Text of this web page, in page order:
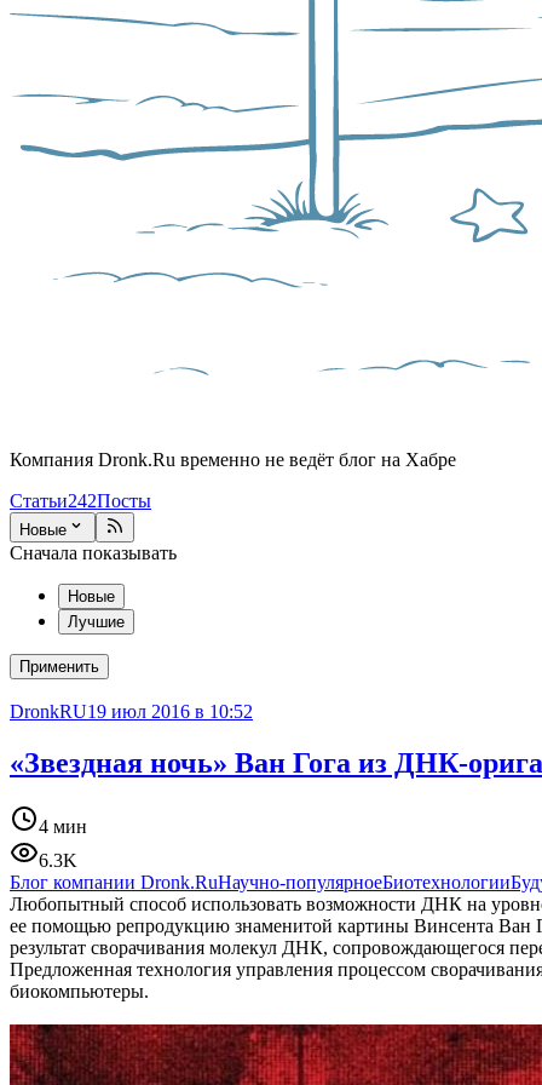
Компания Dronk.Ru временно не ведёт блог на Хабре
Статьи242Посты
Новые
Сначала показывать
Новые
Лучшие
Применить
DronkRU19 июл 2016 в 10:52
«Звездная ночь» Ван Гога из ДНК-
4 мин
6.3K
Блог компании Dronk.RuНаучно-популярноеБиотехнологии
Любопытный способ использовать возможности ДНК на
ее помощью репродукцию знаменитой картины Винсента Ван
результат сворачивания молекул ДНК, сопровождающегося
Предложенная технология управления процессом
биокомпьютеры.